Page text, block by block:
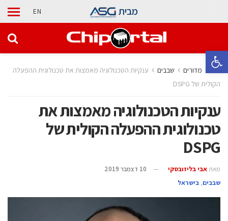
פתח סרגל נגישות
מבית EN
בית מדורים ‫שבבים‬
ענקיות הטכנולוגיה מאמצות את טכנולוגית ההפעלה
הקולית של DSPG
ענקיות הטכנולוגיה מאמצות את
טכנולוגית ההפעלה הקולית של
DSPG
מאת אבי בליזובסקי
10 דצמבר 2019
‫שבבים‬, בישראל